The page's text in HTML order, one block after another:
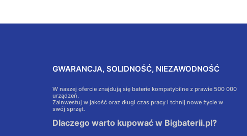
GWARANCJA, SOLIDNOŚĆ, NIEZAWODNOŚĆ
W naszej ofercie znajdują się baterie kompatybilne z prawie 500 000
urządzeń.
Zainwestuj w jakość oraz długi czas pracy i tchnij nowe życie w
swój sprzęt.
Dlaczego warto kupować w Bigbaterii.pl?